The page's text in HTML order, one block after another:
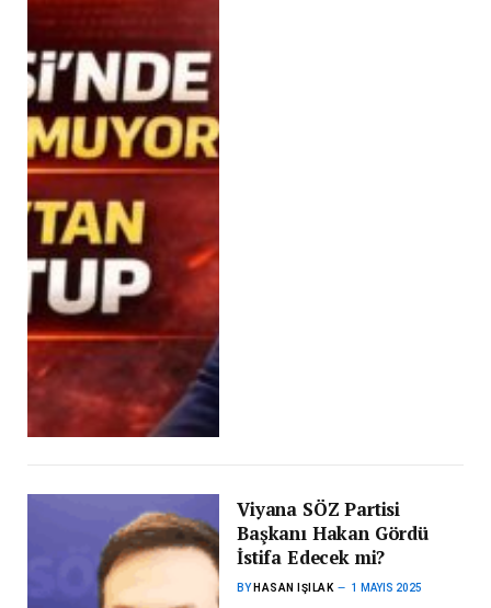
Viyana SÖZ Partisi
Başkanı Hakan Gördü
İstifa Edecek mi?
BY HASAN IŞILAK 1 MAYIS 2025